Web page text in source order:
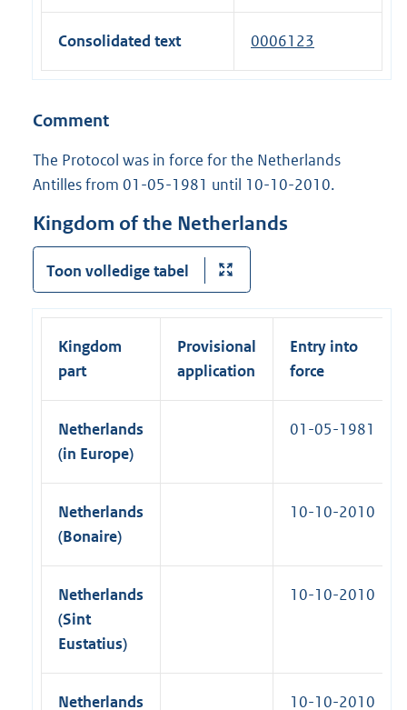
)
k
) n
n
k
)
e
e
Consolidated text 0006123
Comment
The Protocol was in force for the Netherlands
Antilles from 01-05-1981 until 10-10-2010.
Kingdom of the Netherlands
Toon volledige tabel
Kingdom
part
Provisional
application
Entry into
force
Netherlands
(in Europe)
01-05-1981
Netherlands
(Bonaire)
10-10-2010
Netherlands
(Sint
Eustatius)
10-10-2010
Netherlands
10-10-2010